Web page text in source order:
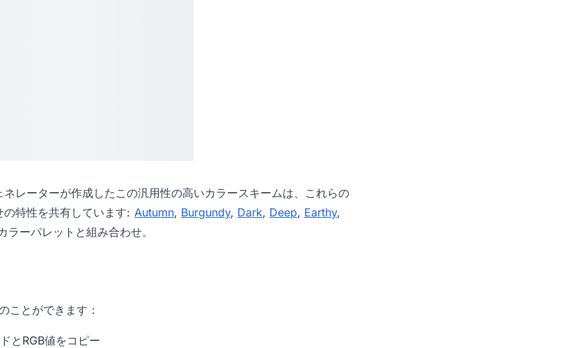
ネレーターが作成したこの汎用性の高いカラースキームは、これらの
特性を共有しています: Autumn, Burgundy, Dark, Deep, Earthy,
ラーパレットと組み合わせ。
ことができます：
とRGB値をコピー